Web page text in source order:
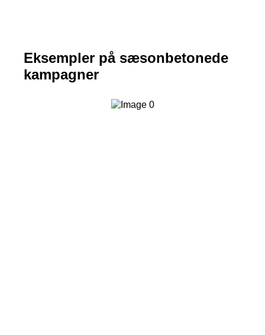
Eksempler på sæsonbetonede
kampagner